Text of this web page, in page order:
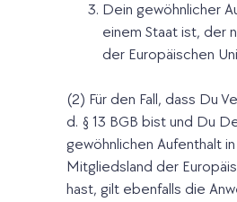
Dein gewöhnlicher
einem Staat ist, der
der Europäischen
(2) Für den Fall, dass Du
d. § 13 BGB bist und Du
gewöhnlichen Aufenthalt
Mitgliedsland der
hast, gilt ebenfalls die